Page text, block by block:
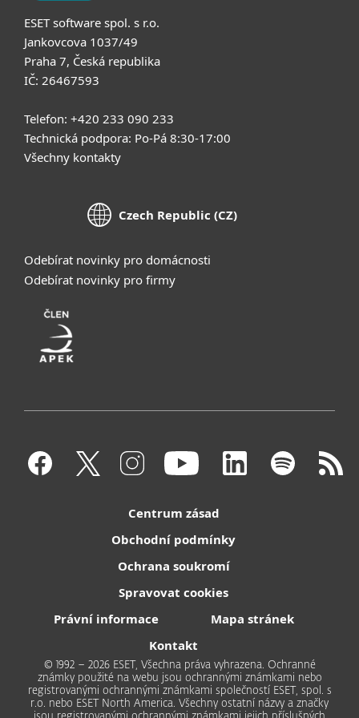
ESET software spol. s r.o.
Jankovcova 1037/49
Praha 7, Česká republika
IČ: 26467593
Telefon: +420 233 090 233
Technická podpora: Po-Pá 8:30-17:00
Všechny kontakty
Czech Republic (CZ)
Odebírat novinky pro domácnosti
Odebírat novinky pro firmy
Centrum zásad
Obchodní podmínky
Ochrana soukromí
Spravovat cookies
Právní informace
Mapa stránek
Kontakt
© 1992 – 2026 ESET, Všechna práva vyhrazena. Ochranné
známky použité na webu jsou ochrannými známkami nebo
registrovanými ochrannými známkami společností ESET, spol. s
r.o. nebo ESET North America. Všechny ostatní názvy a značky